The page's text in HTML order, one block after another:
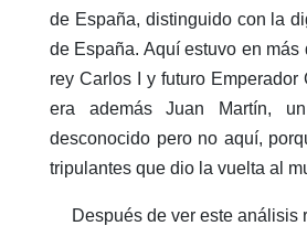
de España, distinguido con la
de España. Aquí estuvo en más
rey Carlos I y futuro Emperador
era además Juan Martín,
desconocido pero no aquí,
tripulantes que dio la vuelta al
Después de ver este análisis